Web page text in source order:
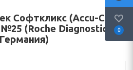
Софткликс (Accu-Chek
(Roche Diagnostics/
Германия)
0